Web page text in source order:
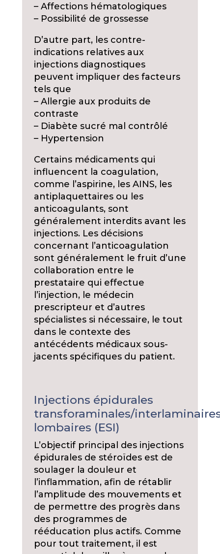
– Affections hématologiques
– Possibilité de grossesse
D’autre part, les contre-
indications relatives aux
injections diagnostiques
peuvent impliquer des facteurs
tels que
– Allergie aux produits de
contraste
– Diabète sucré mal contrôlé
– Hypertension
Certains médicaments qui
influencent la coagulation,
comme l’aspirine, les AINS, les
antiplaquettaires ou les
anticoagulants, sont
généralement interdits avant les
injections. Les décisions
concernant l’anticoagulation
sont généralement le fruit d’une
collaboration entre le
prestataire qui effectue
l’injection, le médecin
prescripteur et d’autres
spécialistes si nécessaire, le tout
dans le contexte des
antécédents médicaux sous-
jacents spécifiques du patient.
Injections épidurales
transforaminales/
lombaires (ESI)
L’objectif principal des injections
épidurales de stéroïdes est de
soulager la douleur et
l’inflammation, afin de rétablir
l’amplitude des mouvements et
de permettre des progrès dans
des programmes de
rééducation plus actifs. Comme
pour tout traitement, il est